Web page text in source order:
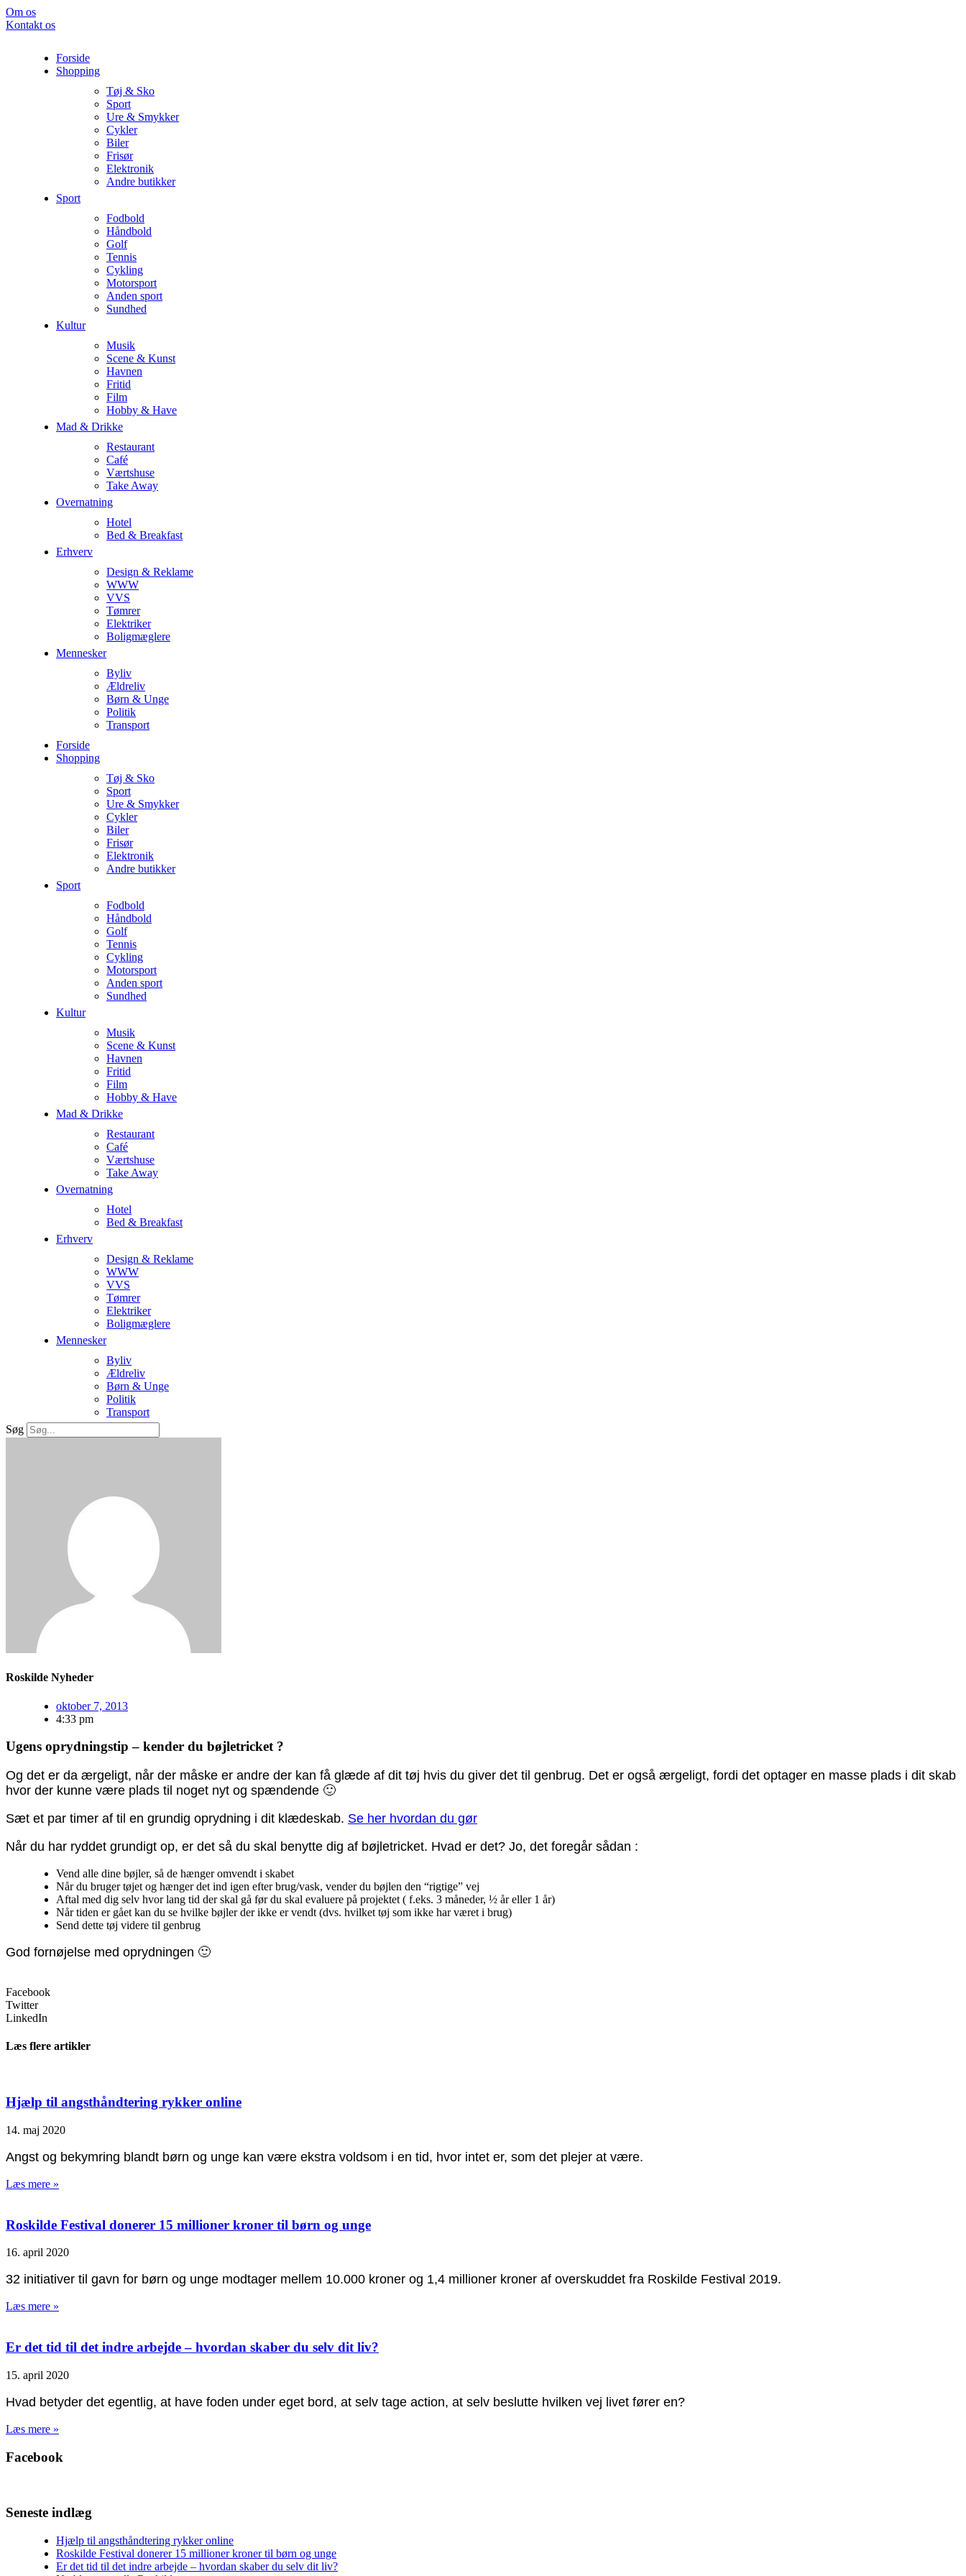
Om os
Kontakt os
Forside
Shopping
Tøj & Sko
Sport
Ure & Smykker
Cykler
Biler
Frisør
Elektronik
Andre butikker
Sport
Fodbold
Håndbold
Golf
Tennis
Cykling
Motorsport
Anden sport
Sundhed
Kultur
Musik
Scene & Kunst
Havnen
Fritid
Film
Hobby & Have
Mad & Drikke
Restaurant
Café
Værtshuse
Take Away
Overnatning
Hotel
Bed & Breakfast
Erhverv
Design & Reklame
WWW
VVS
Tømrer
Elektriker
Boligmæglere
Mennesker
Byliv
Ældreliv
Børn & Unge
Politik
Transport
Forside
Shopping
Tøj & Sko
Sport
Ure & Smykker
Cykler
Biler
Frisør
Elektronik
Andre butikker
Sport
Fodbold
Håndbold
Golf
Tennis
Cykling
Motorsport
Anden sport
Sundhed
Kultur
Musik
Scene & Kunst
Havnen
Fritid
Film
Hobby & Have
Mad & Drikke
Restaurant
Café
Værtshuse
Take Away
Overnatning
Hotel
Bed & Breakfast
Erhverv
Design & Reklame
WWW
VVS
Tømrer
Elektriker
Boligmæglere
Mennesker
Byliv
Ældreliv
Børn & Unge
Politik
Transport
Søg
Roskilde Nyheder
oktober 7, 2013
4:33 pm
Ugens oprydningstip – kender du bøjletricket ?
Og det er da ærgeligt, når der måske er andre der kan få glæde af dit tøj hvis du giver det til genbrug. Det er også ærgeligt, fordi det optager en masse plads i dit skab
hvor der kunne være plads til noget nyt og spændende 🙂
Sæt et par timer af til en grundig oprydning i dit klædeskab. Se her hvordan du gør
Når du har ryddet grundigt op, er det så du skal benytte dig af bøjletricket. Hvad er det? Jo, det foregår sådan :
Vend alle dine bøjler, så de hænger omvendt i skabet
Når du bruger tøjet og hænger det ind igen efter brug/vask, vender du bøjlen den “rigtige” vej
Aftal med dig selv hvor lang tid der skal gå før du skal evaluere på projektet ( f.eks. 3 måneder, ½ år eller 1 år)
Når tiden er gået kan du se hvilke bøjler der ikke er vendt (dvs. hvilket tøj som ikke har været i brug)
Send dette tøj videre til genbrug
God fornøjelse med oprydningen 🙂
Facebook
Twitter
LinkedIn
Læs flere artikler
Hjælp til angsthåndtering rykker online
14. maj 2020
Angst og bekymring blandt børn og unge kan være ekstra voldsom i en tid, hvor intet er, som det plejer at være.
Læs mere »
Roskilde Festival donerer 15 millioner kroner til børn og unge
16. april 2020
32 initiativer til gavn for børn og unge modtager mellem 10.000 kroner og 1,4 millioner kroner af overskuddet fra Roskilde Festival 2019.
Læs mere »
Er det tid til det indre arbejde – hvordan skaber du selv dit liv?
15. april 2020
Hvad betyder det egentlig, at have foden under eget bord, at selv tage action, at selv beslutte hvilken vej livet fører en?
Læs mere »
Facebook
Seneste indlæg
Hjælp til angsthåndtering rykker online
Roskilde Festival donerer 15 millioner kroner til børn og unge
Er det tid til det indre arbejde – hvordan skaber du selv dit liv?